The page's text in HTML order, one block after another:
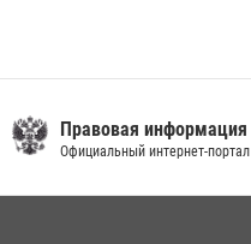
силовом ведомстве
14 июля 2026, 12:39 1
Правовая информация
Официальный интернет-портал